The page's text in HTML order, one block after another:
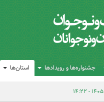
جشنواره‌ها و رویدادها استان‌ها